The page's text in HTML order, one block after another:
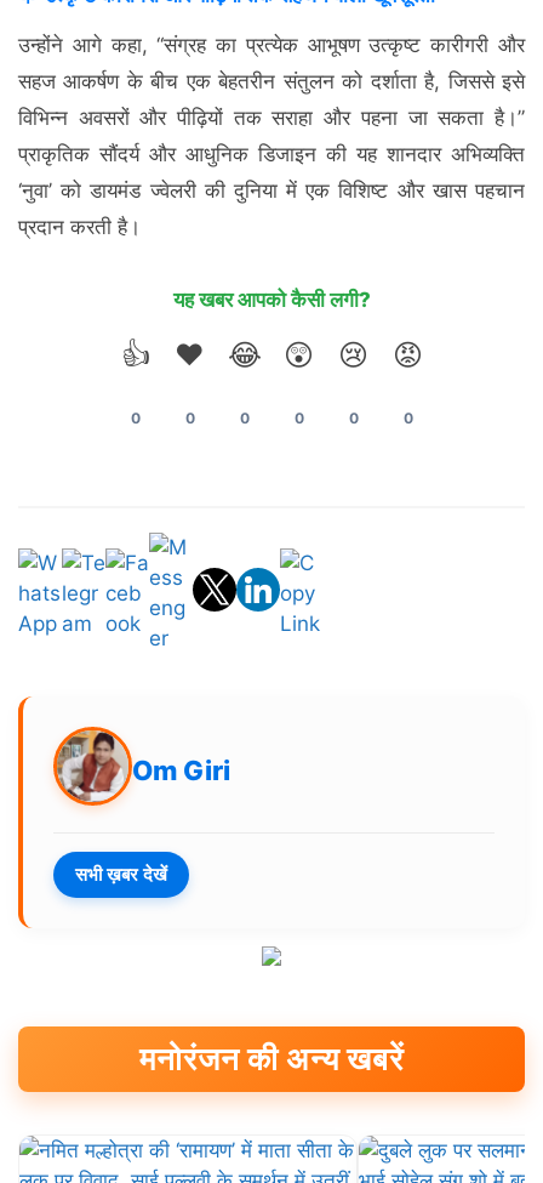
उन्होंने आगे कहा, “संग्रह का प्रत्येक आभूषण उत्कृष्ट कारीगरी और
सहज आकर्षण के बीच एक बेहतरीन संतुलन को दर्शाता है, जिससे इसे
विभिन्न अवसरों और पीढ़ियों तक सराहा और पहना जा सकता है।”
प्राकृतिक सौंदर्य और आधुनिक डिजाइन की यह शानदार अभिव्यक्ति
‘नुवा’ को डायमंड ज्वेलरी की दुनिया में एक विशिष्ट और खास पहचान
प्रदान करती है।
यह खबर आपको कैसी लगी?
👍
0
❤️
0
😂
0
😲
0
😢
0
😡
0
Om Giri
सभी ख़बर देखें
मनोरंजन की अन्य खबरें